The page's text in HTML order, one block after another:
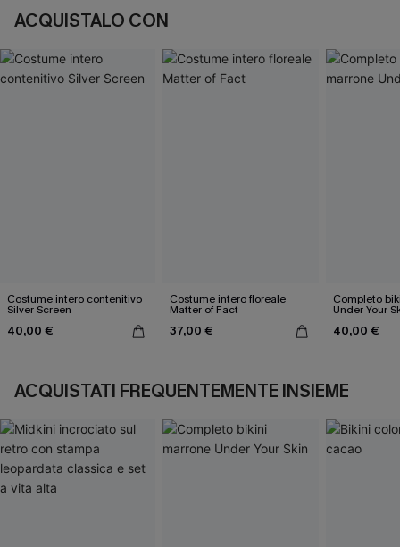
ACQUISTALO CON
Costume intero contenitivo
Silver Screen
40,00 €
Costume intero floreale
Matter of Fact
37,00 €
Completo
Under Your
40,00 €
ACQUISTATI FREQUENTEMENTE INSIEME